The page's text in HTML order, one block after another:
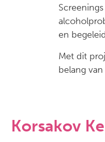
en
Met dit
belang
Korsakov